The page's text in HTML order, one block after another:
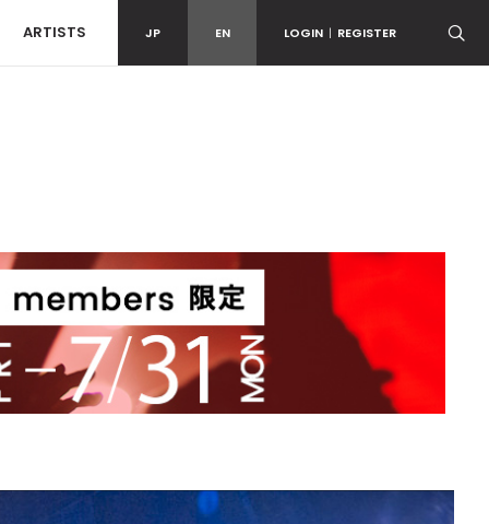
ARTISTS JP EN LOGIN | REGISTER